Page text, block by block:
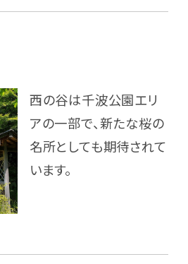
西の谷は千波公園エリ
アの一部で、新たな桜の
名所としても期待されて
います。